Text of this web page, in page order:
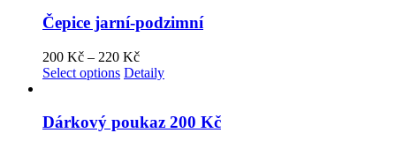
Čepice jarní-podzimní
200 Kč – 220 Kč
Select options Detaily
Dárkový poukaz 200 Kč